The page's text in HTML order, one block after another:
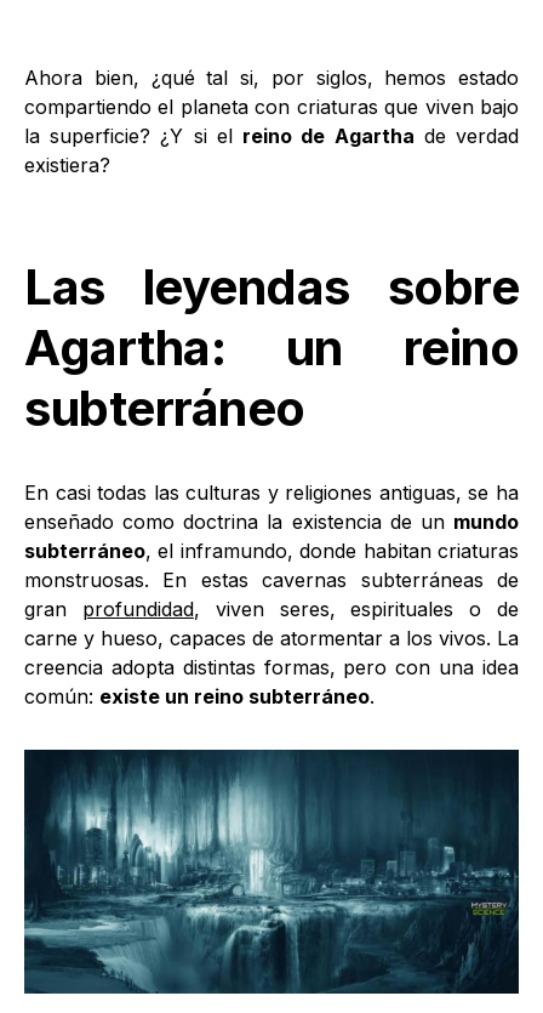
Ahora bien, ¿qué tal si, por siglos, hemos estado
compartiendo el planeta con criaturas que viven bajo
la superficie? ¿Y si el reino de Agartha de verdad
existiera?
Las leyendas sobre
Agartha: un reino
subterráneo
En casi todas las culturas y religiones antiguas, se ha
enseñado como doctrina la existencia de un mundo
subterráneo, el inframundo, donde habitan criaturas
monstruosas. En estas cavernas subterráneas de
gran profundidad, viven seres, espirituales o de
carne y hueso, capaces de atormentar a los vivos. La
creencia adopta distintas formas, pero con una idea
común: existe un reino subterráneo.